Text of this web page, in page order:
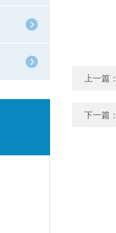
上一篇
下一篇